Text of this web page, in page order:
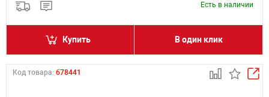
Есть в наличии
Купить В один клик
Код товара: 678441